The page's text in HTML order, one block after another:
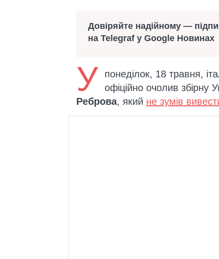
Довіряйте надійному —
на Telegraf у Google Новинах
У понеділок, 18 травня,
офіційно очолив збірну
Реброва, який не зумів